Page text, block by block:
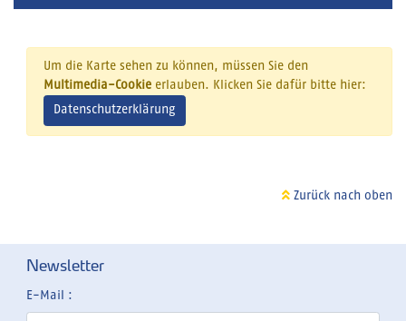
Um die Karte sehen zu können, müssen Sie den
Multimedia-Cookieerlauben. Klicken Sie dafür bitte hier:
Datenschutzerklärung
Zurück nach oben
Newsletter
E-Mail :